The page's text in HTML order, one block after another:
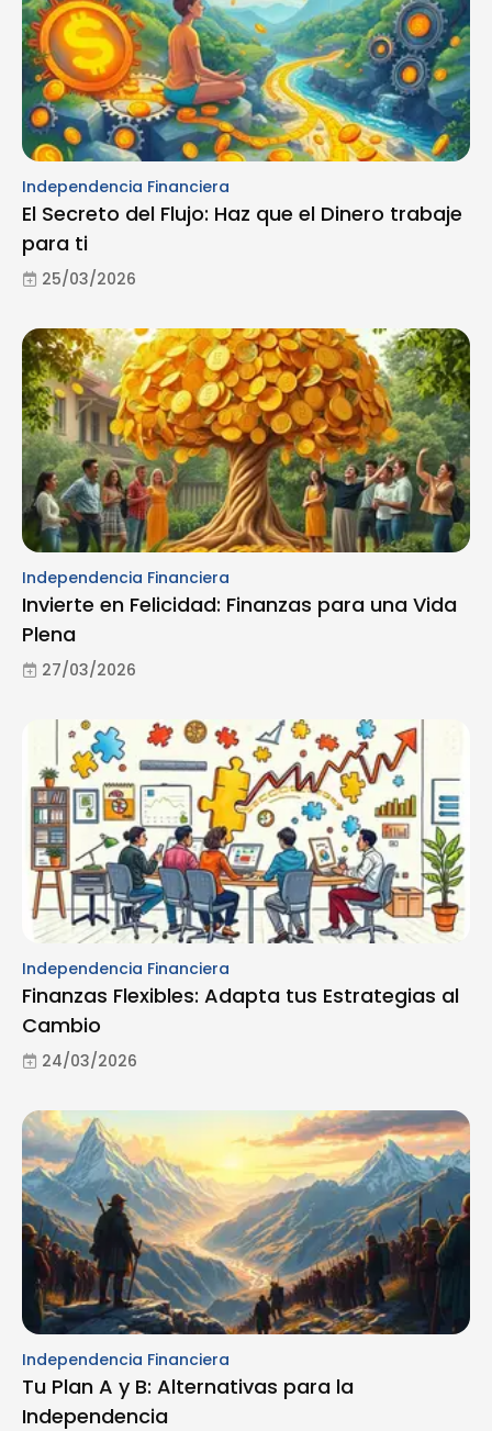
Independencia Financiera
El Secreto del Flujo: Haz que el Dinero trabaje
para ti
25/03/2026
Independencia Financiera
Invierte en Felicidad: Finanzas para una Vida
Plena
27/03/2026
Independencia Financiera
Finanzas Flexibles: Adapta tus Estrategias al
Cambio
24/03/2026
Independencia Financiera
Tu Plan A y B: Alternativas para la
Independencia